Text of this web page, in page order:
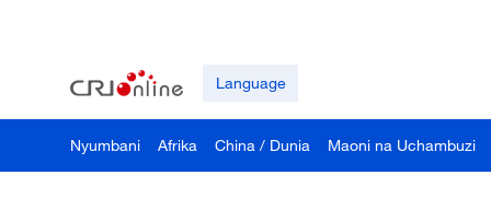
Language
Nyumbani Afrika China / Dunia Maoni na Uchambuzi